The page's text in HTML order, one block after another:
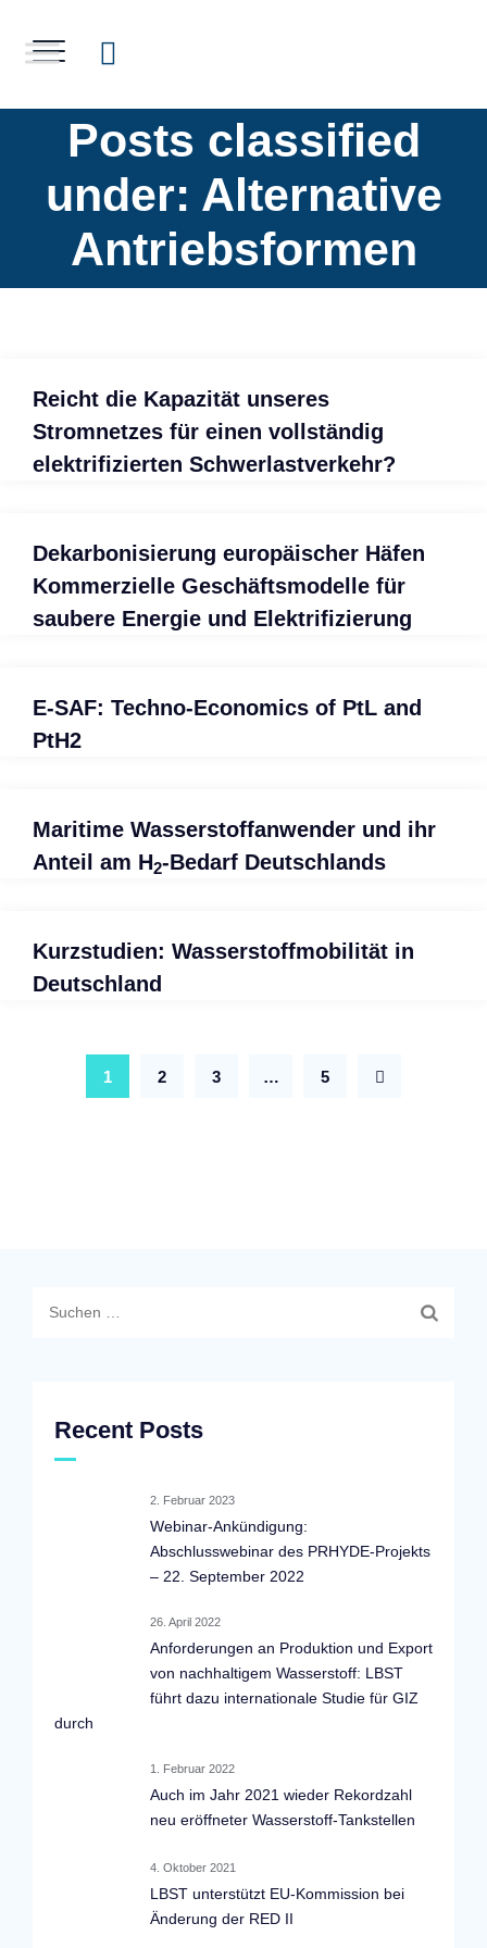
Posts classified
under: Alternative
Antriebsformen
Reicht die Kapazität unseres
Stromnetzes für einen vollständig
elektrifizierten Schwerlastverkehr?
Dekarbonisierung europäischer Häfen
Kommerzielle Geschäftsmodelle für
saubere Energie und Elektrifizierung
E-SAF: Techno-Economics of PtL and
PtH2
Maritime Wasserstoffanwender und ihr
Anteil am H2-Bedarf Deutschlands
Kurzstudien: Wasserstoffmobilität in
Deutschland
1 2 3 … 5
Recent Posts
2. Februar 2023
Webinar-Ankündigung:
Abschlusswebinar des PRHYDE-Projekts
– 22. September 2022
26. April 2022
Anforderungen an Produktion und Export
von nachhaltigem Wasserstoff: LBST
führt dazu internationale Studie für GIZ
durch
1. Februar 2022
Auch im Jahr 2021 wieder Rekordzahl
neu eröffneter Wasserstoff-Tankstellen
4. Oktober 2021
LBST unterstützt EU-Kommission bei
Änderung der RED II